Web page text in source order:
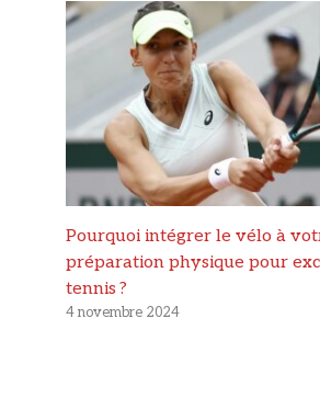
Pourquoi intégrer le vélo à
préparation physique pour
tennis ?
4 novembre 2024